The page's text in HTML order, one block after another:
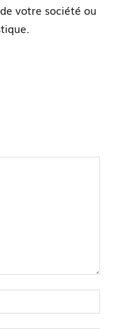
votre société ou
:*